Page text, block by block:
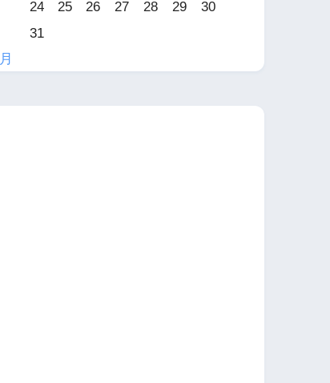
24
25 26 27 28 29
30
31